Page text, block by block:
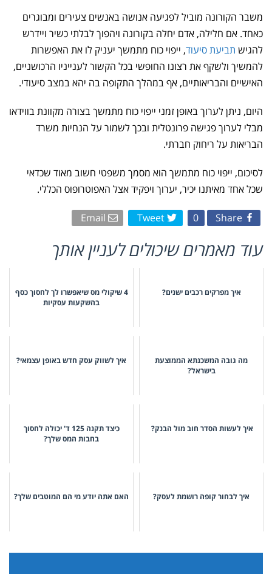
משבר הקורונה מוביל לפגיעה אנושה באנשים צעירים ומבוגרים
כאחד. אם חלילה, אדם יחלה בקורונה ויהפוך לבלתי כשיר ויידרש
להגיש תביעת סיעוד, ייפוי כוח מתמשך יעניק לו את האפשרות
להמשיך ולשקף את רצונו החופשי בכל הקשור לענייניו הרכושניים,
האישיים והבריאותיים, אף במהלך התקופה בה יהא במצב סיעודי.
היום, ניתן לערוך באופן זמני ייפוי כוח מתמשך בצורה מקוונת בווידאו
מבלי לערוך פגישה פרונטלית ובכך לשמור על הנחיות משרד
הבריאות על ריחוק חברתי.
לסיכום, ייפוי כוח מתמשך הוא מסמך משפטי חשוב מאוד שכדאי
שכל אחד מאיתנו יכיר, יערוך ויפקיד אצל האפוטרופוס הכללי.
Share
0
Tweet
Email
עוד מאמרים שיכולים לעניין אותך
איך מפרקים רכבים ישנים?
4 שיקולי מס שיאפשרו לך לחסוך כסף
בהשקעות עסקיות
מה גובה המשכנתא הממוצעת
בישראל?
איך לשווק עסק חדש באופן עצמאי?
איך לעשות הסדר חוב מול הבנק?
כיצד תקנה 125 ד' יכולה לחסוך
בחבות המס שלך?
איך לבחור קופה רושמת לעסק? האם אתה יודע מי הם המוטבים שלך?